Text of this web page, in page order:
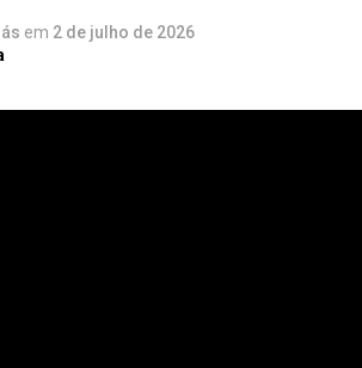
em 2 de julho de 2026